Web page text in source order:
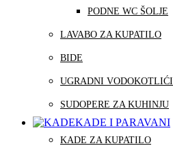
PODNE WC ŠOLJE
LAVABO ZA KUPATILO
BIDE
UGRADNI VODOKOTLIĆI
SUDOPERE ZA KUHINJU
KADE I PARAVANI
KADE ZA KUPATILO